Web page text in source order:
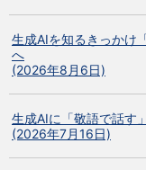
生成AIを知るきっかけ
へ
(2026年8月6日)
生成AIに「敬語で話す
(2026年7月16日)